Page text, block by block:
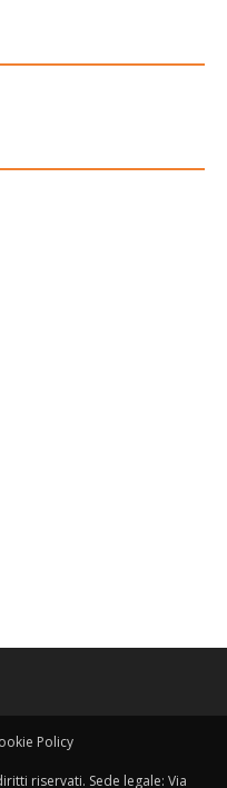
Policy
riservati. Sede legale: Via